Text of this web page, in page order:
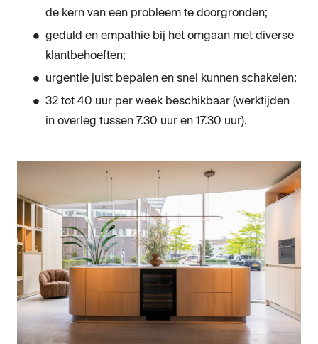
de kern van een probleem te doorgronden;
geduld en empathie bij het omgaan met diverse
klantbehoeften;
urgentie juist bepalen en snel kunnen schakelen;
32 tot 40 uur per week beschikbaar (werktijden
in overleg tussen 7.30 uur en 17.30 uur).